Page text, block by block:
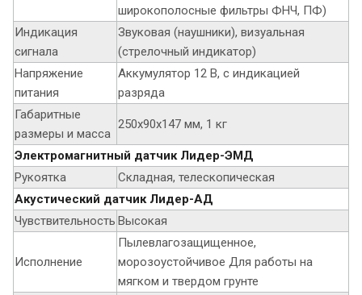
широкополосные фильтры ФНЧ, ПФ)
Индикация
сигнала
Звуковая (наушники), визуальная
(стрелочный индикатор)
Напряжение
питания
Аккумулятор 12 В, с индикацией
разряда
Габаритные
размеры и масса
250х90х147 мм, 1 кг
Электромагнитный датчик Лидер-ЭМД
Рукоятка
Складная, телескопическая
Акустический датчик Лидер-АД
Чувствительность Высокая
Исполнение
Пылевлагозащищенное,
морозоустойчивое Для работы на
мягком и твердом грунте